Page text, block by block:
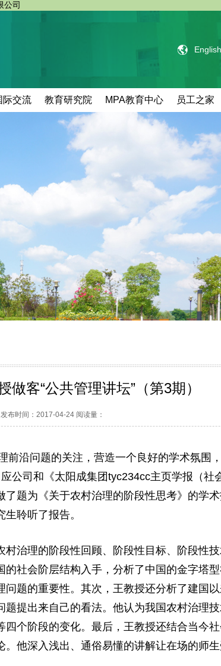
公司
English
际交流 教育研究院 MPA教育中心 员工之家
客“公共管理讲坛”（第3期）
布时间：2017-04-24 阅读量：
前沿问题的关注，营造一个良好的学术氛围，
公司和《太阳成集团tyc234cc主页学报（社
题为《关于农村治理的阶段性思考》的学
聆听了报告。
治理的阶段性回顾、阶段性目标、阶段性
社会阶层结构入手，分析了中国的金字塔
题的重要性。其次，王教授还分析了建国
提出来自己的看法。他认为我国农村治理
个阶段的变化。最后，王教授还结合当今
他深入浅出、通俗易懂的讲解让在场的师生